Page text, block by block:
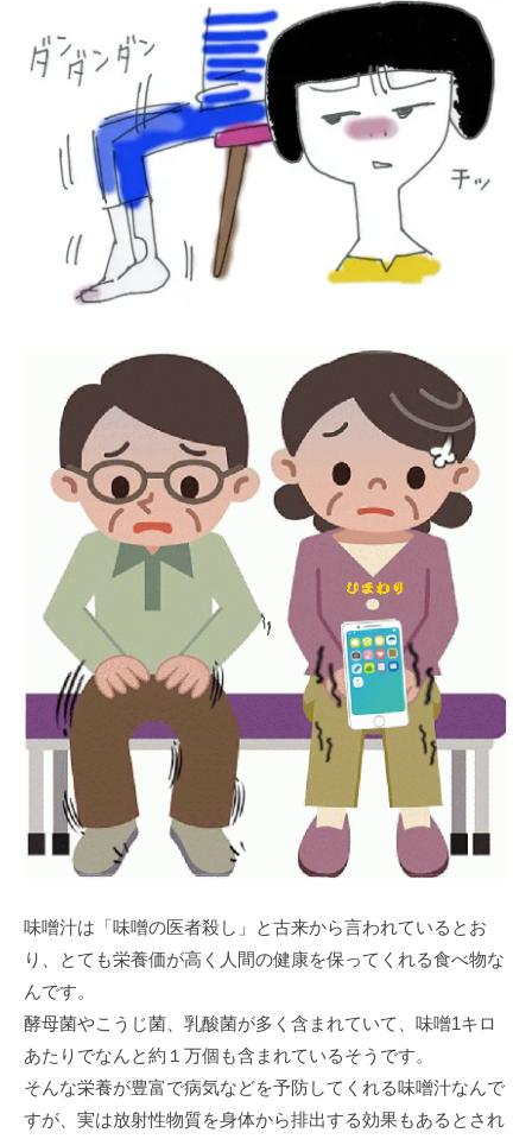
味噌汁は「味噌の医者殺し」と古来から言われているとお
り、とても栄養価が高く人間の健康を保ってくれる食べ物な
んです。
酵母菌やこうじ菌、乳酸菌が多く含まれていて、味噌1キロ
あたりでなんと約１万個も含まれているそうです。
そんな栄養が豊富で病気などを予防してくれる味噌汁なんで
すが、実は放射性物質を身体から排出する効果もあるとされ